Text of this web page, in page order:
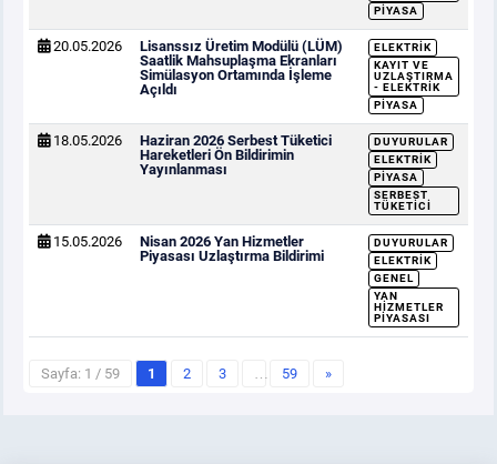
PIYASA
20.05.2026
Lisanssız Üretim Modülü (LÜM)
Saatlik Mahsuplaşma Ekranları
Simülasyon Ortamında İşleme
Açıldı
ELEKTRIK
KAYIT VE
UZLAŞTIRMA
- ELEKTRIK
PIYASA
18.05.2026
Haziran 2026 Serbest Tüketici
Hareketleri Ön Bildirimin
Yayınlanması
DUYURULAR
ELEKTRIK
PIYASA
SERBEST
TÜKETICI
15.05.2026
Nisan 2026 Yan Hizmetler
Piyasası Uzlaştırma Bildirimi
DUYURULAR
ELEKTRIK
GENEL
YAN
HIZMETLER
PIYASASI
Sayfa: 1 / 59 1 2 3 … 59 »